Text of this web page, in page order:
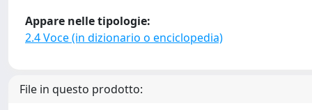
Appare nelle tipologie:
2.4 Voce (in dizionario o enciclopedia)
File in questo prodotto: